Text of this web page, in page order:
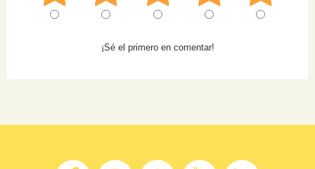
¡Sé el primero en comentar!